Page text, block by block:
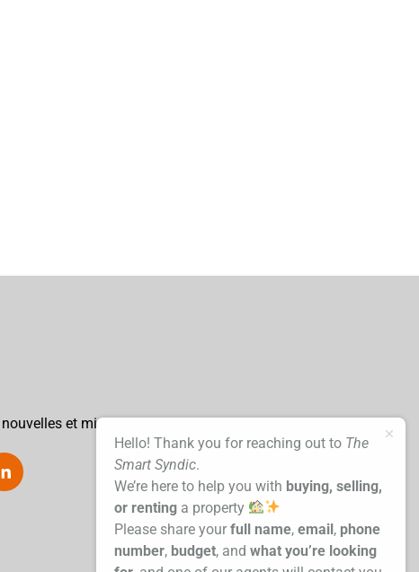
et mises à jour
Hello! Thank you for reaching out to The
Smart Syndic.
We’re here to help you with buying, selling,
or rentinga property
Please share your full name, email, phone
number, budget, and what you’re looking